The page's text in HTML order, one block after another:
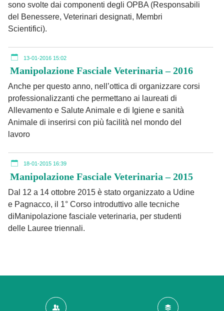
sono svolte dai componenti degli OPBA (Responsabili
del Benessere, Veterinari designati, Membri
Scientifici).
13-01-2016 15:02
Manipolazione Fasciale Veterinaria – 2016
Anche per questo anno, nell’ottica di organizzare corsi
professionalizzanti che permettano ai laureati di
Allevamento e Salute Animale e di Igiene e sanità
Animale di inserirsi con più facilità nel mondo del
lavoro
18-01-2015 16:39
Manipolazione Fasciale Veterinaria – 2015
Dal 12 a 14 ottobre 2015 è stato organizzato a Udine
e Pagnacco, il 1° Corso introduttivo alle tecniche
diManipolazione fasciale veterinaria, per studenti
delle Lauree triennali.